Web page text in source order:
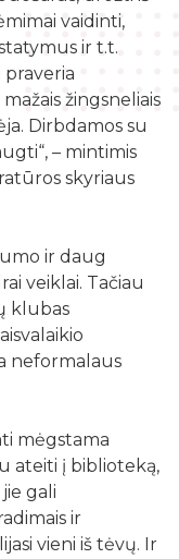
mokymai
įranga
Šilalės rajoną
„Versmė“
vaidinti,
ir t.t.
žingsneliais
Dirbdamos su
– mintimis
skyriaus
ir daug
veiklai. Tačiau
klubas
neformalaus
mėgstama
ateiti į biblioteką,
gali
ir
vieni iš tėvų. Ir